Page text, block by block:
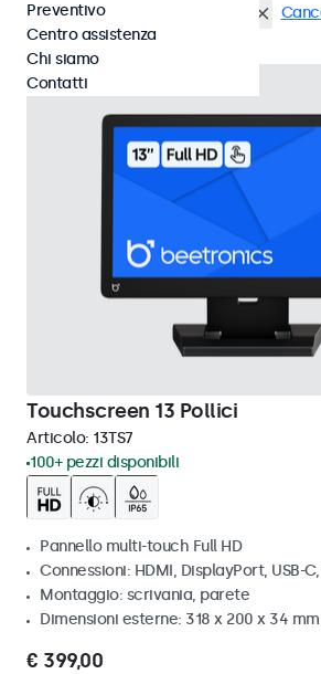
Touchscreen 13 pollici
Touchscreen 13 Pollici
Articolo: 13TS7
100+ pezzi disponibili
Pannello multi-touch Full HD
Connessioni: HDMI, DisplayPort, USB-
Montaggio: scrivania, parete
Dimensioni esterne: 318 x 200 x 34 mm
€ 399,00
Preventivo
Centro assistenza
Chi siamo
Contatti